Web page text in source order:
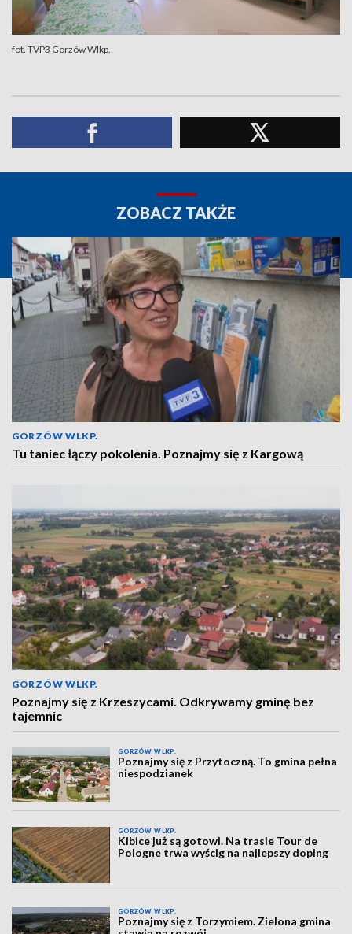
fot. TVP3 Gorzów Wlkp.
ZOBACZ TAKŻE
GORZÓW WLKP.
Tu taniec łączy pokolenia. Poznajmy się z Kargową
GORZÓW WLKP.
Poznajmy się z Krzeszycami. Odkrywamy gminę bez
tajemnic
GORZÓW WLKP.
Poznajmy się z Przytoczną. To gmina pełna
niespodzianek
GORZÓW WLKP.
Kibice już są gotowi. Na trasie Tour de
Pologne trwa wyścig na najlepszy doping
GORZÓW WLKP.
Poznajmy się z Torzymiem. Zielona gmina